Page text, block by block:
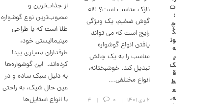
از جذاب‌ترین و
محبوب‌ترین نوع گوشواره
طلا است که با طراحی
مینیمالیستی خود،
طرفداران بسیاری پیدا
کرده‌اند. این گوشواره‌ها
به دلیل سبک ساده و در
عین حال شیک، به راحتی
با انواع استایل‌ها
نازک مناسب است؟ لاله
گوش ضخیم، یک ویژگی
رایج است که می تواند
یافتن انواع گوشواره
مناسب را به یک چالش
تبدیل کند. خوشبختانه،
انواع مختلفی…
۲ دی ۱۴۰۱ 0
4
ت
؛
چ
گ
ون
ه
ی
ک
ق
ط
ع
ه،
ن
گ
ش
ت
ر
ط
ل
ا